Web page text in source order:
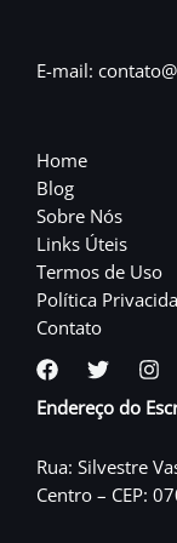
E-mail:
Home
Blog
Sobre Nós
Links Úteis
Termos de Uso
Política
Contato
Endereço do
Rua: Silvestre
Centro – CEP: